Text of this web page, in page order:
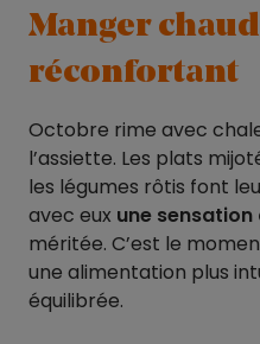
Manger
réconfortant
Octobre rime avec
l’assiette. Les plats
les légumes rôtis font
avec eux une
méritée. C’est le
une alimentation plus
équilibrée.